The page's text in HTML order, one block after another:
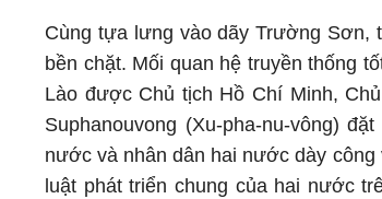
Cùng tựa lưng vào dãy Trường Sơn,
bền chặt. Mối quan hệ truyền thống
Lào được Chủ tịch Hồ Chí Minh,
Suphanouvong (Xu-pha-nu-vông)
nước và nhân dân hai nước dày
luật phát triển chung của hai nước